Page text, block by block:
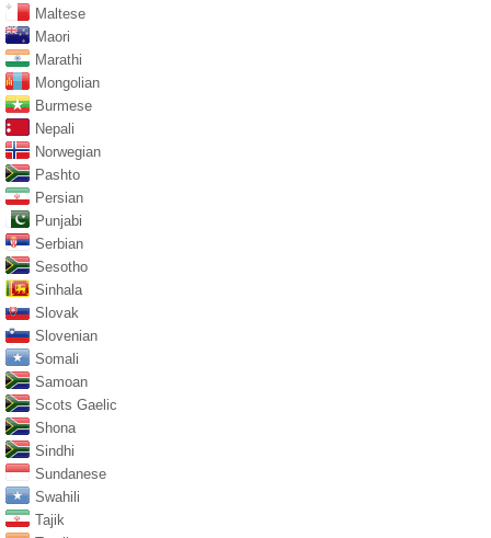
Maltese
Maori
Marathi
Mongolian
Burmese
Nepali
Norwegian
Pashto
Persian
Punjabi
Serbian
Sesotho
Sinhala
Slovak
Slovenian
Somali
Samoan
Scots Gaelic
Shona
Sindhi
Sundanese
Swahili
Tajik